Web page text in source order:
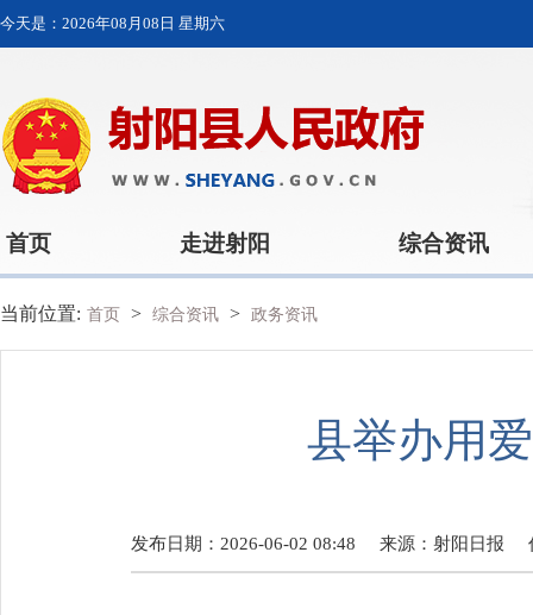
今天是： 2026年08月08日 星期六
首页 走进射阳 综合资讯
当前位置: 首页 > 综合资讯 > 政务资讯
县举办用
发布日期：2026-06-02 08:48 来源： 射阳日报